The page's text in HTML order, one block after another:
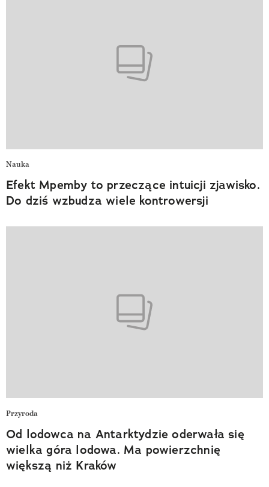
Nauka
Efekt Mpemby to przeczące intuicji zjawisko.
Do dziś wzbudza wiele kontrowersji
Przyroda
Od lodowca na Antarktydzie oderwała się
wielka góra lodowa. Ma powierzchnię
większą niż Kraków